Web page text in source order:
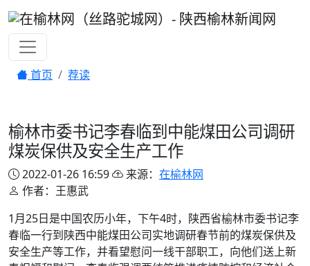
首页 荐读
榆林市委书记李春临到中能煤田公司调研
煤炭保供及安全生产工作
2022-01-26 16:59 来源： 在榆林网
作者：王惠武
1月25日是中国农历小年，下午4时，陕西省榆林市委书记李
春临一行到陕西中能煤田公司实地调研春节前的煤炭保供及
安全生产等工作，并看望慰问一线干部职工，向他们送上新